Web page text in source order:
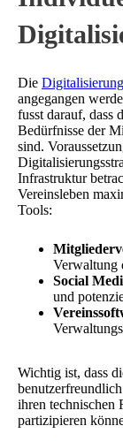
Die
angegangen
fusst darauf, dass
Bedürfnisse der
sind.
Infrastruktur
Vereinsleben
Tools:
Verwaltung
Social
und
Wichtig ist, dass
ihren technischen
partizipieren